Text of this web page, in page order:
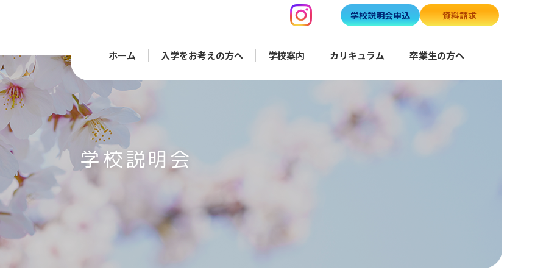
学校説明会申込 資料請求
ホーム 入学をお考えの方へ 学校案内 カリキュラム 卒業生の方へ
学校説明会